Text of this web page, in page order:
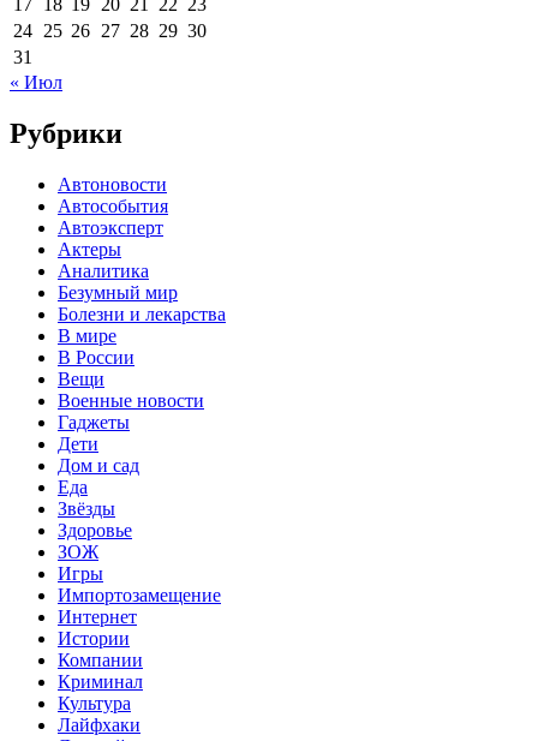
17 18 19 20 21 22 23
24 25 26 27 28 29 30
31
« Июл
Рубрики
Автоновости
Автособытия
Автоэксперт
Актеры
Аналитика
Безумный мир
Болезни и лекарства
В мире
В России
Вещи
Военные новости
Гаджеты
Дети
Дом и сад
Еда
Звёзды
Здоровье
ЗОЖ
Игры
Импортозамещение
Интернет
Истории
Компании
Криминал
Культура
Лайфхаки